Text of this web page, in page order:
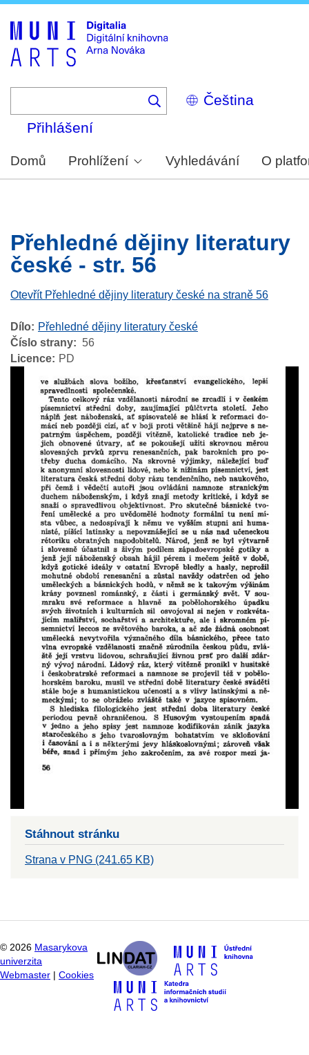
Select
your
Přihlášení
Domů Prohlížení Vyhledávání O
Přehledné dějiny literatury
české - str. 56
Otevřít Přehledné dějiny literatury české na straně 56
Dílo
Přehledné dějiny literatury české
Číslo strany
56
Licence
PD
Stáhnout stránku
Strana v PNG (241.65 KB)
© 2026 Masarykova
univerzita
Webmaster
Cookies